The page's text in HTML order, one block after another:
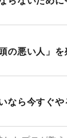
の悪い人」を
なら今すぐ